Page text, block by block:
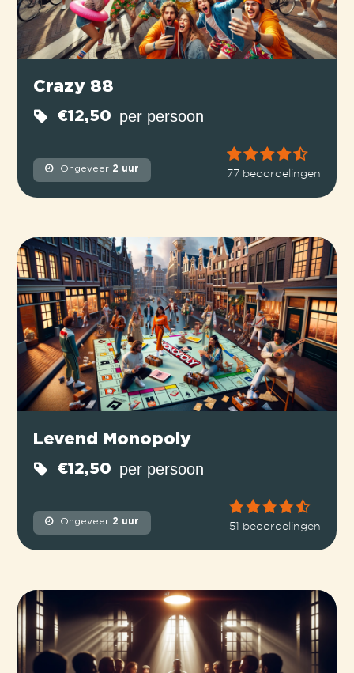
Crazy 88
€12,50 per persoon
Ongeveer 2 uur 77 beoordelingen
Levend Monopoly
€12,50 per persoon
Ongeveer 2 uur 51 beoordelingen